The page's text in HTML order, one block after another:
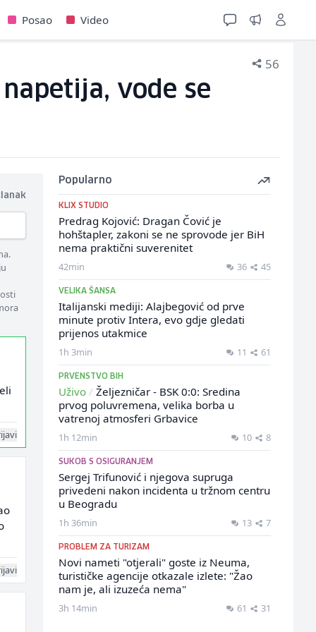
Posao Video
56
vode se
Popularno
KLIX STUDIO
Predrag Kojović: Dragan Čović je
hohštapler, zakoni se ne sprovode jer BiH
nema praktični suverenitet
42min 36 45
VELIKA ŠANSA
Italijanski mediji: Alajbegović od prve
minute protiv Intera, evo gdje gledati
prijenos utakmice
1h 3min 11 61
PRVENSTVO BIH
Uživo / Željezničar - BSK 0:0: Sredina
prvog poluvremena, velika borba u
vatrenoj atmosferi Grbavice
1h 12min 10 8
SUKOB S OSIGURANJEM
Sergej Trifunović i njegova supruga
privedeni nakon incidenta u tržnom centru
u Beogradu
1h 36min 13 7
PROBLEM ZA TURIZAM
Novi nameti "otjerali" goste iz Neuma,
turističke agencije otkazale izlete: "Žao
nam je, ali izuzeća nema"
3h 14min 61 31